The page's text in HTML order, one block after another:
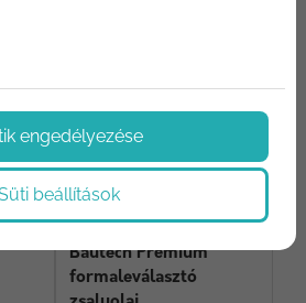
Bautech Prémium
formaleválasztó
engedélyezése
beállítások